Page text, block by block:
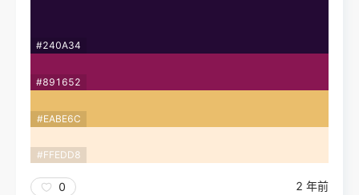
#240A34
#891652
#EABE6C
#FFEDD8
0 2 年前